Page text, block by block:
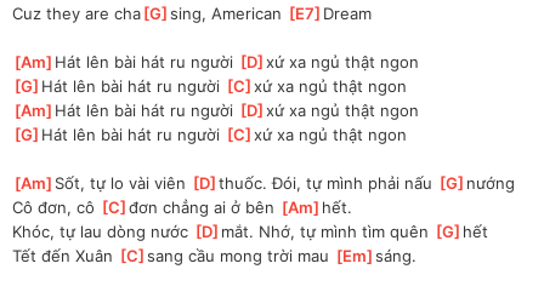
Cuz they are cha[G ]
sing, American [E7 ]Dream
[Am ]Hát lên bài hát ru người [D ]
xứ xa ngủ thật ngon
[G ]Hát lên bài hát ru người [C ]
xứ xa ngủ thật ngon
[Am ]Hát lên bài hát ru người [D ]
xứ xa ngủ thật ngon
[G ]Hát lên bài hát ru người [C ]
xứ xa ngủ thật ngon
[Am ]Sốt, tự lo vài viên [D ]thuốc. Đói, tự mình phải nấu [G ]nướng
Cô đơn, cô [C ]
đơn chẳng ai ở bên [Am ]hết.
Khóc, tự lau dòng nước [D ]mắt. Nhớ, tự mình tìm quên [G ]hết
Tết đến Xuân [C ]
sang cầu mong trời mau [Em ]
sáng.